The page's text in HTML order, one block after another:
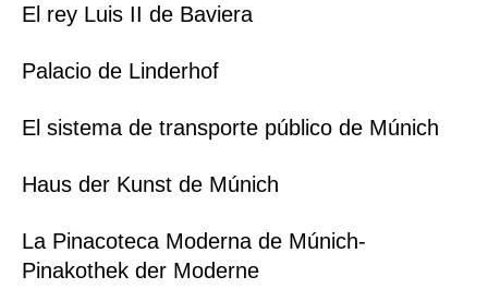
El rey Luis II de Baviera
Palacio de Linderhof
El sistema de transporte público de Múnich
Haus der Kunst de Múnich
La Pinacoteca Moderna de Múnich-
Pinakothek der Moderne